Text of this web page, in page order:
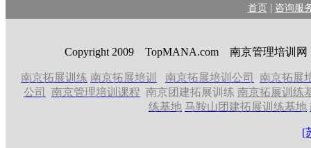
首页 | 咨询服
Copyright 2009 TopMANA.com 南京管理培训网
南京拓展训练 南京拓展培训 南京拓展培训公司
南京拓展
公司
南京管理培训课程 南京团建拓展训练 南京拓展训练
练基地 马鞍山团建拓展训练基地
[